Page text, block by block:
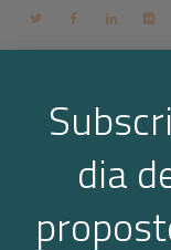
Archive for
Home 2019
dia